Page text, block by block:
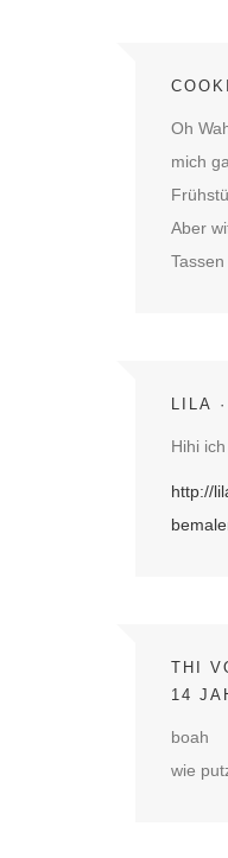
Oh
mich
Aber
LILA
Hihi
http://
THI
14
boah
wie